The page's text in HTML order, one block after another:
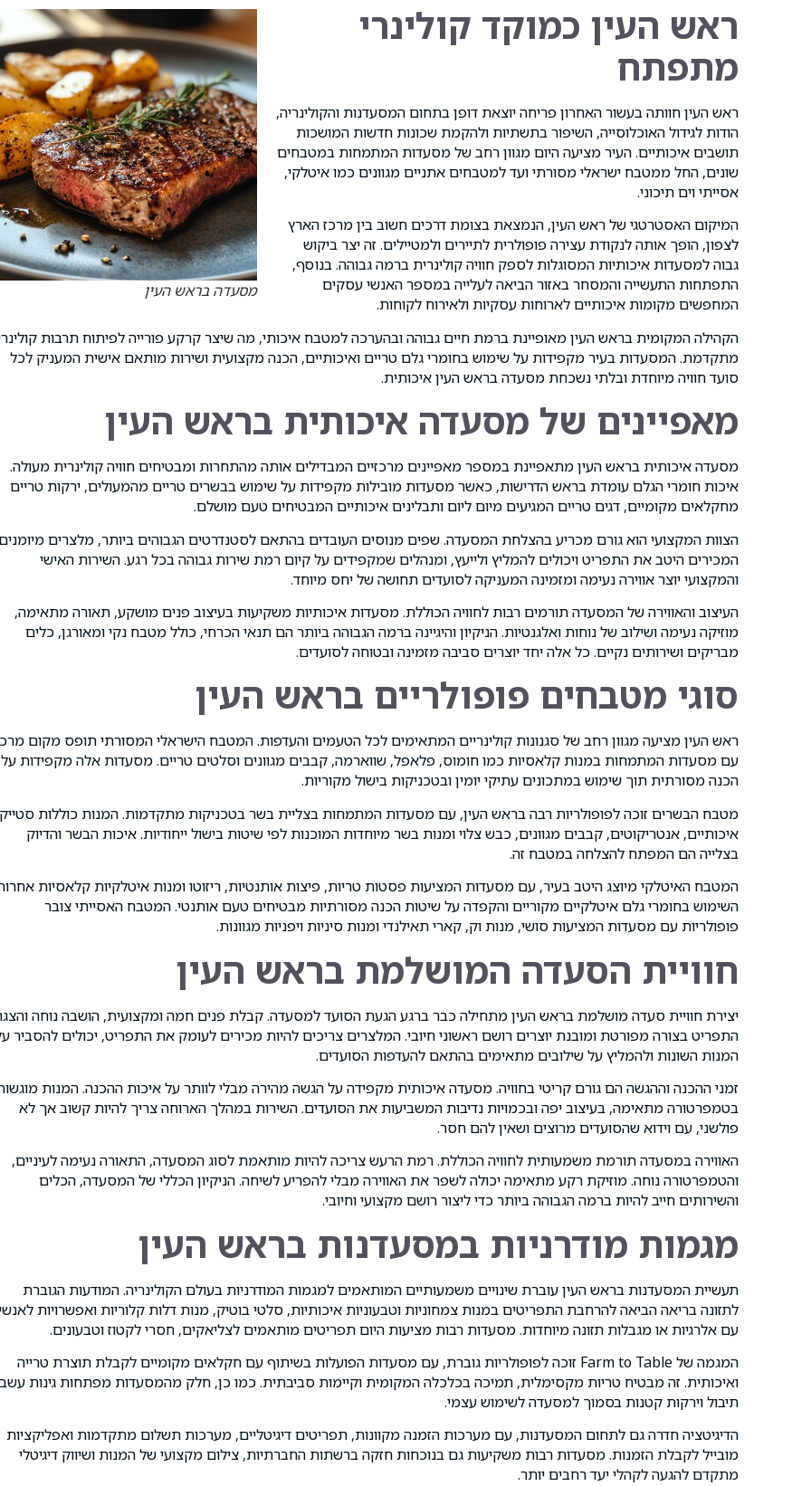
מסעדה בראש העין
ראש העין כמוקד קולינרי
מתפתח
ראש העין חוותה בעשור האחרון פריחה יוצאת דופן בתחום המסעדנות והקולינריה,
הודות לגידול האוכלוסייה, השיפור בתשתיות ולהקמת שכונות חדשות המושכות
תושבים איכותיים. העיר מציעה היום מגוון רחב של מסעדות המתמחות במטבחים
שונים, החל ממטבח ישראלי מסורתי ועד למטבחים אתניים מגוונים כמו איטלקי,
אסייתי וים תיכוני.
המיקום האסטרטגי של ראש העין, הנמצאת בצומת דרכים חשוב בין מרכז הארץ
לצפון, הופך אותה לנקודת עצירה פופולרית לתיירים ולמטיילים. זה יצר ביקוש
גבוה למסעדות איכותיות המסוגלות לספק חוויה קולינרית ברמה גבוהה. בנוסף,
התפתחות התעשייה והמסחר באזור הביאה לעלייה במספר האנשי עסקים
המחפשים מקומות איכותיים לארוחות עסקיות ולאירוח לקוחות.
הקהילה המקומית בראש העין מאופיינת ברמת חיים גבוהה ובהערכה למטבח איכותי, מה שיצר קרקע פורייה לפיתוח תרבות
מתקדמת. המסעדות בעיר מקפידות על שימוש בחומרי גלם טריים ואיכותיים, הכנה מקצועית ושירות מותאם אישית המעניק לכל
סועד חוויה מיוחדת ובלתי נשכחת מסעדה בראש העין איכותית.
מאפיינים של מסעדה איכותית בראש העין
מסעדה איכותית בראש העין מתאפיינת במספר מאפיינים מרכזיים המבדילים אותה מהתחרות ומבטיחים חוויה קולינרית מעולה.
איכות חומרי הגלם עומדת בראש הדרישות, כאשר מסעדות מובילות מקפידות על שימוש בבשרים טריים מהמעולים, ירקות טריים
מחקלאים מקומיים, דגים טריים המגיעים מיום ליום ותבלינים איכותיים המבטיחים טעם מושלם.
הצוות המקצועי הוא גורם מכריע בהצלחת המסעדה. שפים מנוסים העובדים בהתאם לסטנדרטים הגבוהים ביותר, מלצרים
המכירים היטב את התפריט ויכולים להמליץ ולייעץ, ומנהלים שמקפידים על קיום רמת שירות גבוהה בכל רגע. השירות האישי
והמקצועי יוצר אווירה נעימה ומזמינה המעניקה לסועדים תחושה של יחס מיוחד.
העיצוב והאווירה של המסעדה תורמים רבות לחוויה הכוללת. מסעדות איכותיות משקיעות בעיצוב פנים מושקע, תאורה מתאימה,
מוזיקה נעימה ושילוב של נוחות ואלגנטיות. הניקיון והיגיינה ברמה הגבוהה ביותר הם תנאי הכרחי, כולל מטבח נקי ומאורגן, כלים
מבריקים ושירותים נקיים. כל אלה יחד יוצרים סביבה מזמינה ובטוחה לסועדים.
סוגי מטבחים פופולריים בראש העין
ראש העין מציעה מגוון רחב של סגנונות קולינריים המתאימים לכל הטעמים והעדפות. המטבח הישראלי המסורתי תופס מקום
עם מסעדות המתמחות במנות קלאסיות כמו חומוס, פלאפל, שווארמה, קבבים מגוונים וסלטים טריים. מסעדות אלה מקפידות על
הכנה מסורתית תוך שימוש במתכונים עתיקי יומין ובטכניקות בישול מקוריות.
מטבח הבשרים זוכה לפופולריות רבה בראש העין, עם מסעדות המתמחות בצליית בשר בטכניקות מתקדמות. המנות כוללות
איכותיים, אנטריקוטים, קבבים מגוונים, כבש צלוי ומנות בשר מיוחדות המוכנות לפי שיטות בישול ייחודיות. איכות הבשר והדיוק
בצלייה הם המפתח להצלחה במטבח זה.
המטבח האיטלקי מיוצג היטב בעיר, עם מסעדות המציעות פסטות טריות, פיצות אותנטיות, ריזוטו ומנות איטלקיות קלאסיות
השימוש בחומרי גלם איטלקיים מקוריים והקפדה על שיטות הכנה מסורתיות מבטיחים טעם אותנטי. המטבח האסייתי צובר
פופולריות עם מסעדות המציעות סושי, מנות וק, קארי תאילנדי ומנות סיניות ויפניות מגוונות.
חוויית הסעדה המושלמת בראש העין
יצירת חוויית סעדה מושלמת בראש העין מתחילה כבר ברגע הגעת הסועד למסעדה. קבלת פנים חמה ומקצועית, הושבה נוחה
התפריט בצורה מפורטת ומובנת יוצרים רושם ראשוני חיובי. המלצרים צריכים להיות מכירים לעומק את התפריט, יכולים להסביר
המנות השונות ולהמליץ על שילובים מתאימים בהתאם להעדפות הסועדים.
זמני ההכנה וההגשה הם גורם קריטי בחוויה. מסעדה איכותית מקפידה על הגשה מהירה מבלי לוותר על איכות ההכנה. המנות
בטמפרטורה מתאימה, בעיצוב יפה ובכמויות נדיבות המשביעות את הסועדים. השירות במהלך הארוחה צריך להיות קשוב אך לא
פולשני, עם וידוא שהסועדים מרוצים ושאין להם חסר.
האווירה במסעדה תורמת משמעותית לחוויה הכוללת. רמת הרעש צריכה להיות מותאמת לסוג המסעדה, התאורה נעימה לעיניים,
והטמפרטורה נוחה. מוזיקת רקע מתאימה יכולה לשפר את האווירה מבלי להפריע לשיחה. הניקיון הכללי של המסעדה, הכלים
והשירותים חייב להיות ברמה הגבוהה ביותר כדי ליצור רושם מקצועי וחיובי.
מגמות מודרניות במסעדנות בראש העין
תעשיית המסעדנות בראש העין עוברת שינויים משמעותיים המותאמים למגמות המודרניות בעולם הקולינריה. המודעות הגוברת
לתזונה בריאה הביאה להרחבת התפריטים במנות צמחוניות וטבעוניות איכותיות, סלטי בוטיק, מנות דלות קלוריות ואפשרויות
עם אלרגיות או מגבלות תזונה מיוחדות. מסעדות רבות מציעות היום תפריטים מותאמים לצליאקים, חסרי לקטוז וטבעונים.
המגמה של Farm to Table זוכה לפופולריות גוברת, עם מסעדות הפועלות בשיתוף עם חקלאים מקומיים לקבלת תוצרת טרייה
ואיכותית. זה מבטיח טריות מקסימלית, תמיכה בכלכלה המקומית וקיימות סביבתית. כמו כן, חלק מהמסעדות מפתחות גינות
תיבול וירקות קטנות בסמוך למסעדה לשימוש עצמי.
הדיגיטציה חדרה גם לתחום המסעדנות, עם מערכות הזמנה מקוונות, תפריטים דיגיטליים, מערכות תשלום מתקדמות ואפליקציות
מובייל לקבלת הזמנות. מסעדות רבות משקיעות גם בנוכחות חזקה ברשתות החברתיות, צילום מקצועי של המנות ושיווק דיגיטלי
מתקדם להגעה לקהלי יעד רחבים יותר.